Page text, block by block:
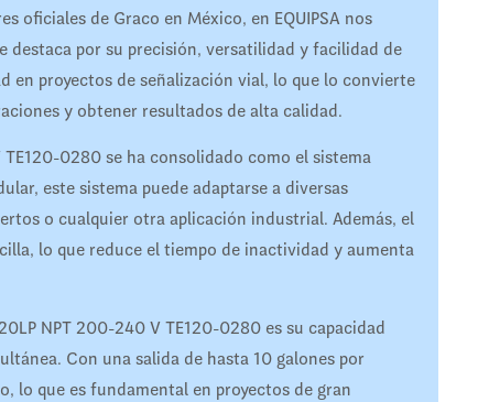
oficiales de Graco en México, en EQUIPSA nos
destaca por su precisión, versatilidad y facilidad de
en proyectos de señalización vial, lo que lo convierte
y obtener resultados de alta calidad.
TE120-0280 se ha consolidado como el sistema
este sistema puede adaptarse a diversas
o cualquier otra aplicación industrial. Además, el
lo que reduce el tiempo de inactividad y aumenta
NPT 200-240 V TE120-0280 es su capacidad
Con una salida de hasta 10 galones por
lo que es fundamental en proyectos de gran